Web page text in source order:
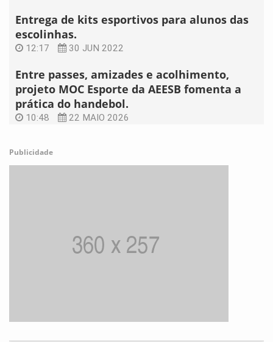
Entrega de kits esportivos para alunos das
escolinhas.
12:17 30 JUN 2022
Entre passes, amizades e acolhimento,
projeto MOC Esporte da AEESB fomenta a
prática do handebol.
10:48 22 MAIO 2026
Publicidade